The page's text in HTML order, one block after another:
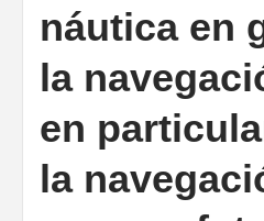
náutica en
la
en
la